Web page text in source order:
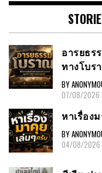
อารยธร
ทางโบร
BY
07/08/2026
หาเรื่อง
BY
04/08/2026